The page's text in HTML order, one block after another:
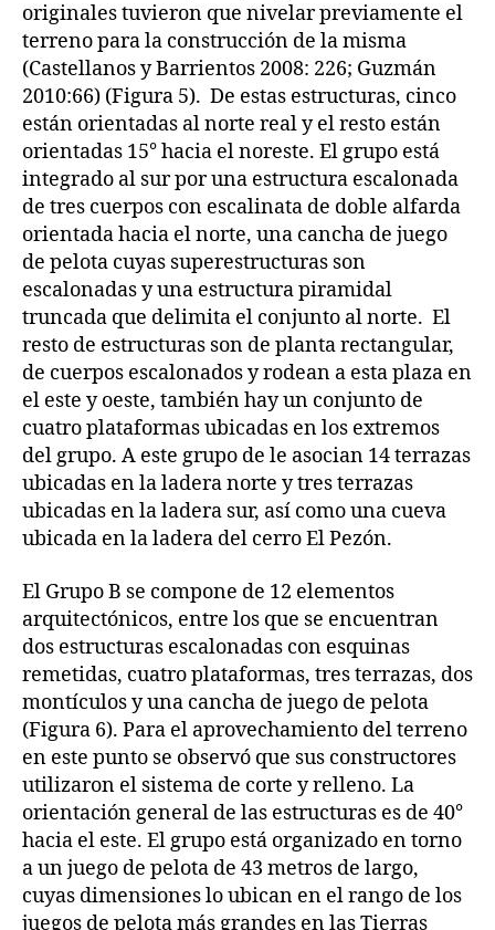
originales tuvieron que nivelar previamente el
terreno para la construcción de la misma
(Castellanos y Barrientos 2008: 226; Guzmán
2010:66) (Figura 5). De estas estructuras, cinco
están orientadas al norte real y el resto están
orientadas 15° hacia el noreste. El grupo está
integrado al sur por una estructura escalonada
de tres cuerpos con escalinata de doble alfarda
orientada hacia el norte, una cancha de juego
de pelota cuyas superestructuras son
escalonadas y una estructura piramidal
truncada que delimita el conjunto al norte. El
resto de estructuras son de planta rectangular,
de cuerpos escalonados y rodean a esta plaza en
el este y oeste, también hay un conjunto de
cuatro plataformas ubicadas en los extremos
del grupo. A este grupo de le asocian 14 terrazas
ubicadas en la ladera norte y tres terrazas
ubicadas en la ladera sur, así como una cueva
ubicada en la ladera del cerro El Pezón.
El Grupo B se compone de 12 elementos
arquitectónicos, entre los que se encuentran
dos estructuras escalonadas con esquinas
remetidas, cuatro plataformas, tres terrazas, dos
montículos y una cancha de juego de pelota
(Figura 6). Para el aprovechamiento del terreno
en este punto se observó que sus constructores
utilizaron el sistema de corte y relleno. La
orientación general de las estructuras es de 40°
hacia el este. El grupo está organizado en torno
a un juego de pelota de 43 metros de largo,
cuyas dimensiones lo ubican en el rango de los
juegos de pelota más grandes en las Tierras